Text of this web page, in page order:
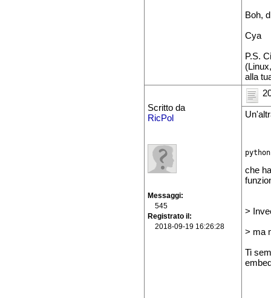
Boh,
Cya
P.S.
alla
Scritto da
RicPol
Messaggi
545
Registrato il
2018-09-19 16:26:28
che
>
> ma
Ti